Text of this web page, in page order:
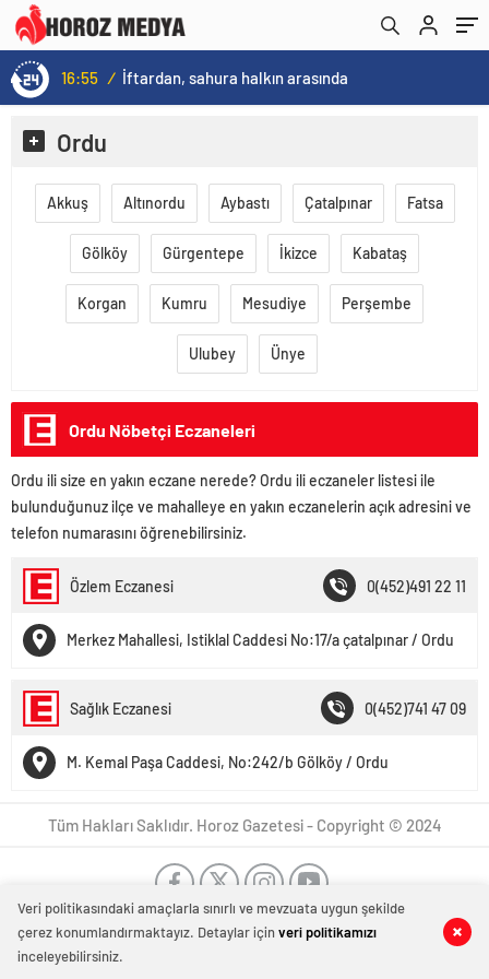
16:55 / İftardan, sahura halkın arasında
Ordu
Akkuş Altınordu Aybastı Çatalpınar Fatsa
Gölköy Gürgentepe İkizce Kabataş
Korgan Kumru Mesudiye Perşembe
Ulubey Ünye
Ordu Nöbetçi Eczaneleri
Ordu ili size en yakın eczane nerede? Ordu ili eczaneler listesi ile
bulunduğunuz ilçe ve mahalleye en yakın eczanelerin açık adresini ve
telefon numarasını öğrenebilirsiniz.
Özlem Eczanesi 0(452)491 22 11
Merkez Mahallesi, Istiklal Caddesi No:17/a çatalpınar / Ordu
Sağlık Eczanesi 0(452)741 47 09
M. Kemal Paşa Caddesi, No:242/b Gölköy / Ordu
Tüm Hakları Saklıdır. Horoz Gazetesi - Copyright © 2024
Veri politikasındaki amaçlarla sınırlı ve mevzuata uygun şekilde
çerez konumlandırmaktayız. Detaylar içinveri politikamızı
inceleyebilirsiniz.